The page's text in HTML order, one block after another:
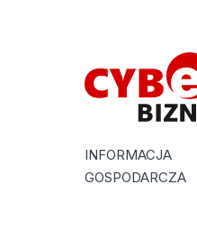
INFORMACJA
GOSPODARCZA